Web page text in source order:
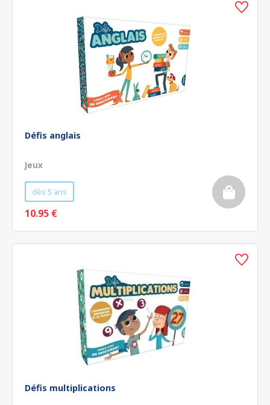
Défis anglais
Jeux
dès 5 ans
10.95 €
Défis multiplications